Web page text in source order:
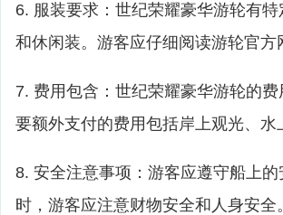
6. 服装要求：世纪荣耀豪华游轮有
和休闲装。游客应仔细阅读游轮官
7. 费用包含：世纪荣耀豪华游轮的
要额外支付的费用包括岸上观光、水
8. 安全注意事项：游客应遵守船上
时，游客应注意财物安全和人身安全。